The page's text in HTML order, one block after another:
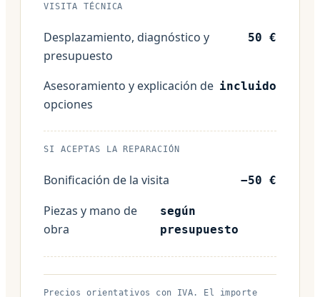
VISITA TÉCNICA
Desplazamiento, diagnóstico y
presupuesto
50 €
Asesoramiento y explicación de
opciones
incluido
SI ACEPTAS LA REPARACIÓN
Bonificación de la visita −50 €
Piezas y mano de
obra
según
presupuesto
Precios orientativos con IVA. El importe